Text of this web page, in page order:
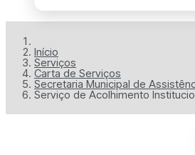
Início
Serviços
Carta de Serviços
Secretaria Municipal de
Serviço de Acolhimento